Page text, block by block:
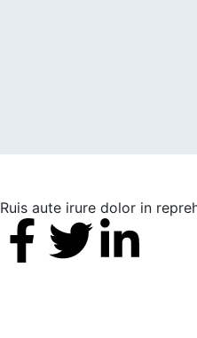
Ruis aute irure dolor in